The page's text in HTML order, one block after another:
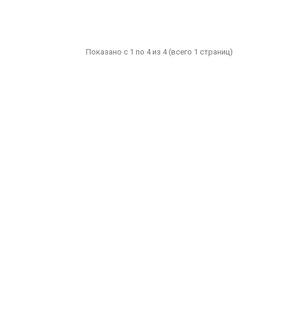
Показано с 1 по 4 из 4 (всего 1 страниц)